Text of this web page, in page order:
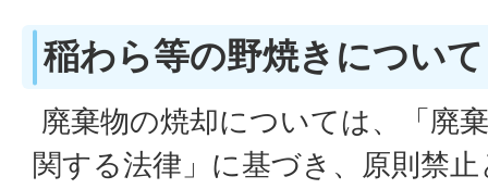
稲わら等の野焼きについて
廃棄物の焼却については、「廃
関する法律」に基づき、原則禁